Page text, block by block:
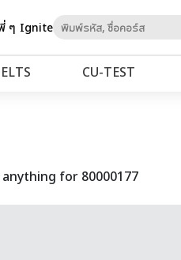
ๆ Igniteto
CU‑TEST
for 80000177